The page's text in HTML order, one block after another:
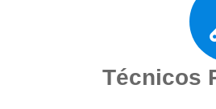
Técnicos